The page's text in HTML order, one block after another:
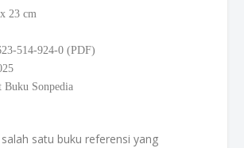
x 23 cm
514-924-0 (PDF)
Buku Sonpedia
satu buku referensi yang